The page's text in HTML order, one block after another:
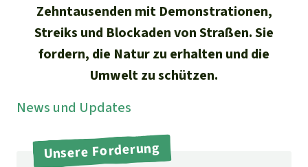
Fleisch und Soja
Landraub
Staudämme
Transparenz
Português
Indonesia
Schutz von Indigenen
Afrika
Lateinamerika
Zehntausenden mit Demonstrationen,
Streiks und Blockaden von Straßen. Sie
fordern, die Natur zu erhalten und die
Umwelt zu schützen.
News und Updates
Unsere Forderung